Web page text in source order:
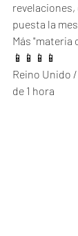
puesta la
Más "materia
📱📱📱📱
Reino Unido
de 1 hora